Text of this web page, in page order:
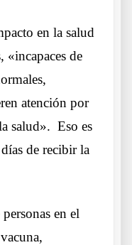
en la salud
de
atención por
salud». Eso es
de recibir la
en el